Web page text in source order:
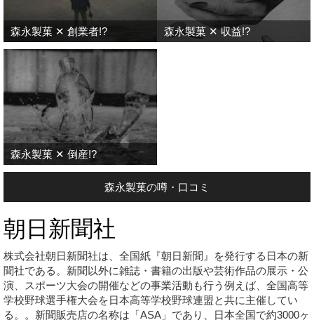
森永製菓 ✕ 創業者!? 森永製菓 ✕ 収益!?
森永製菓 ✕ 倒産!?
森永製菓の噂・口コミ
朝日新聞社
株式会社朝日新聞社は、全国紙『朝日新聞』を発行する日本の新
聞社である。新聞以外に雑誌・書籍の出版や芸術作品の展示・公
演、スポーツ大会の開催などの事業活動も行う例えば、全国高等
学校野球選手権大会を日本高等学校野球連盟と共に主催してい
る。。新聞販売店の名称は「ASA」であり、日本全国で約3000ヶ